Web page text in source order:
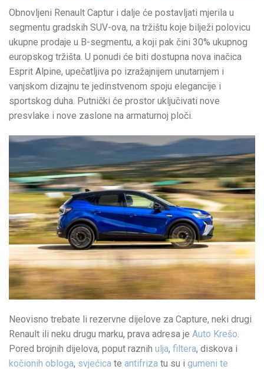
Obnovljeni Renault Captur i dalje će postavljati mjerila u
segmentu gradskih SUV-ova, na tržištu koje bilježi polovicu
ukupne prodaje u B-segmentu, a koji pak čini 30% ukupnog
europskog tržišta. U ponudi će biti dostupna nova inačica
Esprit Alpine, upečatljiva po izražajnijem unutarnjem i
vanjskom dizajnu te jedinstvenom spoju elegancije i
sportskog duha. Putnički će prostor uključivati nove
presvlake i nove zaslone na armaturnoj ploči.
Neovisno trebate li rezervne dijelove za Capture, neki drugi
Renault ili neku drugu marku, prava adresa je Auto Krešo
Pored brojnih dijelova, poput raznih ulja, filtera, diskova i
kočionih obloga, svjećica te antifriza tu su i gumeni te